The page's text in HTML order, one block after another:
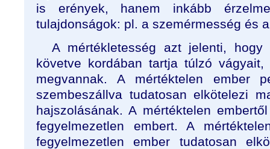
is erények, hanem inkább
tulajdonságok: pl. a szemérmesség és
A mértékletesség azt jelenti,
követve kordában tartja túlzó
megvannak. A mértéktelen ember
szembeszállva tudatosan elkötelezi
hajszolásának. A mértéktelen
fegyelmezetlen embert. A
fegyelmezetlen ember tudatosan